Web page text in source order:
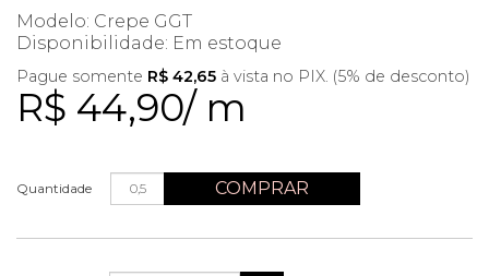
Modelo: Crepe GGT
Disponibilidade: Em estoque
R$ 44,90/ m
Pague somente R$ 42,65 à vista no PIX. (5% de desconto)
Quantidade COMPRAR